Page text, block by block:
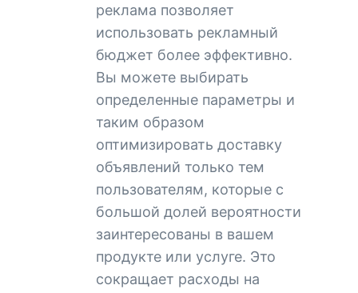
реклама позволяет
использовать рекламный
бюджет более эффективно.
Вы можете выбирать
определенные параметры и
таким образом
оптимизировать доставку
объявлений только тем
пользователям, которые с
большой долей вероятности
заинтересованы в вашем
продукте или услуге. Это
сокращает расходы на